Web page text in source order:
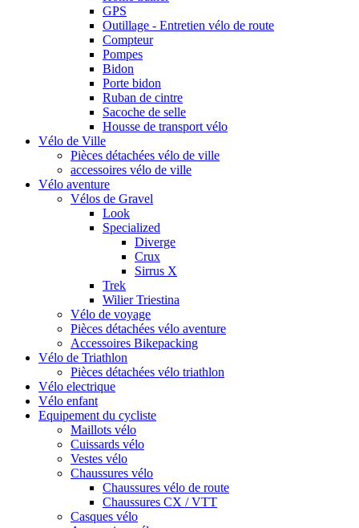
GPS
Outillage - Entretien vélo de route
Compteur
Pompes
Bidon
Porte bidon
Ruban de cintre
Sacoche de selle
Housse de transport vélo
Vélo de Ville
Pièces détachées vélo de ville
accessoires vélo de ville
Vélo aventure
Vélos de Gravel
Look
Specialized
Diverge
Crux
Sirrus X
Trek
Wilier Triestina
Vélo de voyage
Pièces détachées vélo aventure
Accessoires Bikepacking
Vélo de Triathlon
Pièces détachées vélo triathlon
Vélo electrique
Vélo enfant
Equipement du cycliste
Maillots vélo
Cuissards vélo
Vestes vélo
Chaussures vélo
Chaussures vélo de route
Chaussures CX / VTT
Casques vélo